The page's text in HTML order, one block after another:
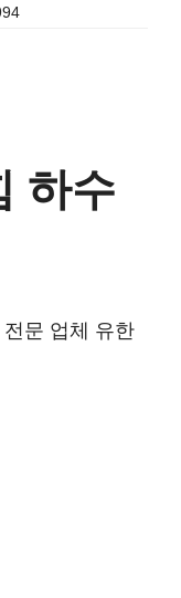
하수
문 업체 유한